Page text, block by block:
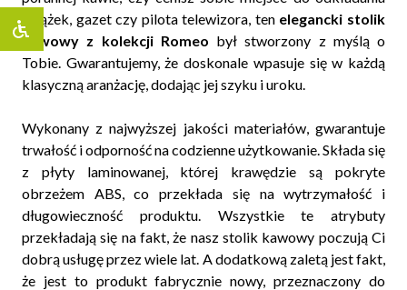
książek, gazet czy pilota telewizora, ten elegancki stolik
kawowy z kolekcji Romeo był stworzony z myślą o
Tobie. Gwarantujemy, że doskonale wpasuje się w każdą
klasyczną aranżację, dodając jej szyku i uroku.
Wykonany z najwyższej jakości materiałów, gwarantuje
trwałość i odporność na codzienne użytkowanie. Składa się
z płyty laminowanej, której krawędzie są pokryte
obrzeżem ABS, co przekłada się na wytrzymałość i
długowieczność produktu. Wszystkie te atrybuty
przekładają się na fakt, że nasz stolik kawowy poczują Ci
dobrą usługę przez wiele lat. A dodatkową zaletą jest fakt,
że jest to produkt fabrycznie nowy, przeznaczony do